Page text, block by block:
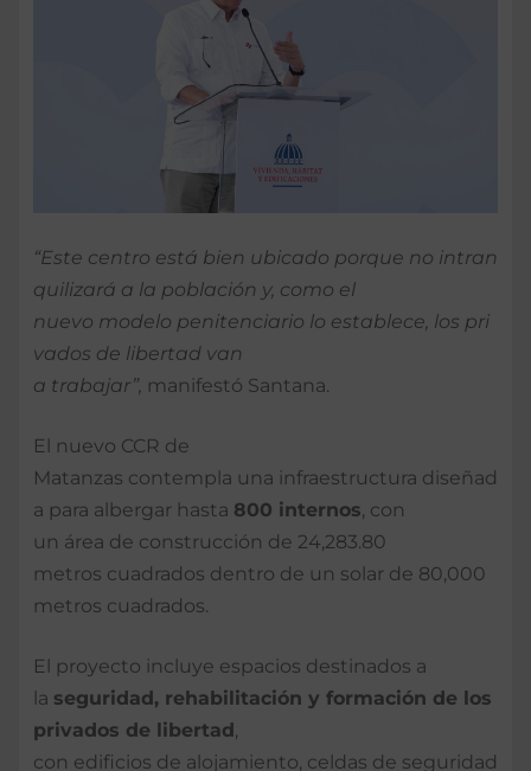
“Este centro está bien ubicado porque no intran
quilizará a la población y, como el
nuevo modelo penitenciario lo establece, los pri
vados de libertad van
a trabajar”, manifestó Santana.
El nuevo CCR de
Matanzas contempla una infraestructura diseñad
a para albergar hasta 800 internos, con
un área de construcción de 24,283.80
metros cuadrados dentro de un solar de 80,000
metros cuadrados.
El proyecto incluye espacios destinados a
la seguridad , rehabilitación y formación de
los
privados de
libertad ,
con edificios de alojamiento, celdas de seguridad